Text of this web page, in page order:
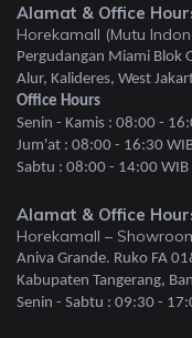
Alamat & Office
Horekamall (Mutu
Pergudangan Miami Blok
Alur, Kalideres, West
Office Hours
Senin - Kamis : 08:00 -
Jum'at : 08:00 - 16:30
Sabtu : 08:00 - 14:00 WIB
Alamat & Office
Horekamall –
Aniva Grande. Ruko FA
Kabupaten Tangerang,
Senin - Sabtu : 09:30 -